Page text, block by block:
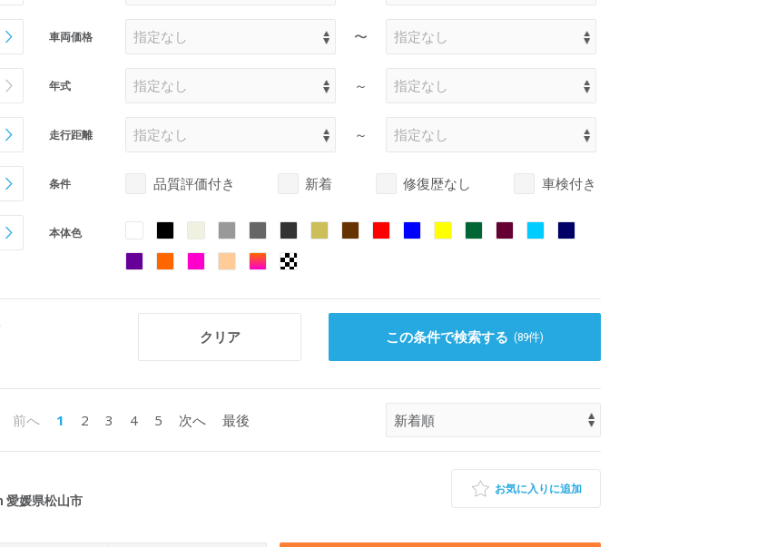
車両価格 〜
年式 ～
走行距離 ～
条件 品質評価付き 新着 修復歴なし 車検付き
本体色
この条件で検索する (89件)
前へ 1 2 3 4 5 次へ 最後
愛媛県松山市
お気に入りに追加